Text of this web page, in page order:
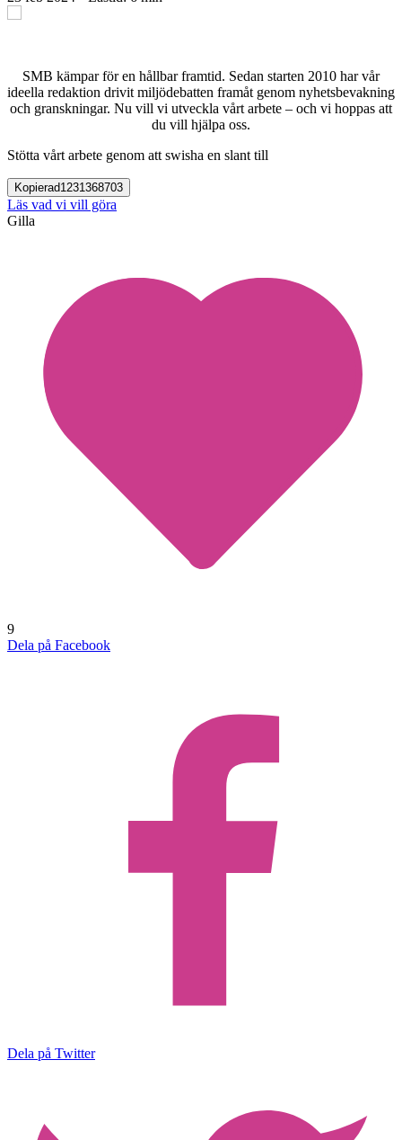
SMB kämpar för en hållbar framtid. Sedan starten 2010 har vår
ideella redaktion drivit miljödebatten framåt genom nyhetsbevakning
och granskningar. Nu vill vi utveckla vårt arbete – och vi hoppas att
du vill hjälpa oss.
Stötta vårt arbete genom att swisha en slant till
Kopierad1231368703
Läs vad vi vill göra
Gilla
9
Dela på Facebook
Dela på Twitter